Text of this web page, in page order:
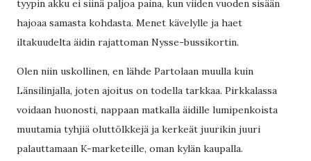
tyypin akku ei siinä paljoa paina, kun viiden vuoden sisään
hajoaa samasta kohdasta. Menet kävelylle ja haet
iltakuudelta äidin rajattoman Nysse-bussikortin.
Olen niin uskollinen, en lähde Partolaan muulla kuin
Länsilinjalla, joten ajoitus on todella tarkkaa. Pirkkalassa
voidaan huonosti, nappaan matkalla äidille lumipenkoista
muutamia tyhjiä oluttölkkejä ja kerkeät juurikin juuri
palauttamaan K-marketeille, oman kylän kaupalla.